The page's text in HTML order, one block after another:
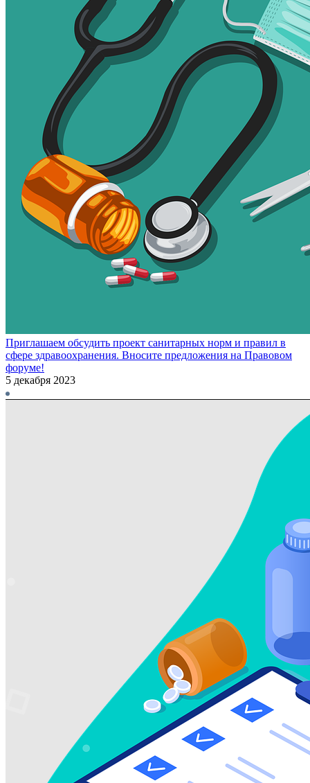
Приглашаем обсудить проект санитарных норм и правил в
сфере здравоохранения. Вносите предложения на Правовом
форуме!
5 декабря 2023